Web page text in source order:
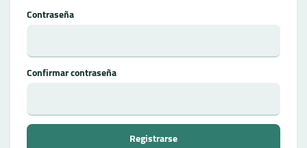
Contraseña
Confirmar contraseña
Registrarse